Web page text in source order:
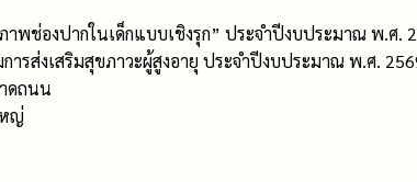
าพช่องปากในเด็กแบบเชิงรุก” ประจำปีงบประมาณ พ.ศ.
ารส่งเสริมสุขภาวะผู้สูงอายุ ประจำปีงบประมาณ พ.ศ.
ดถนน
ญ่